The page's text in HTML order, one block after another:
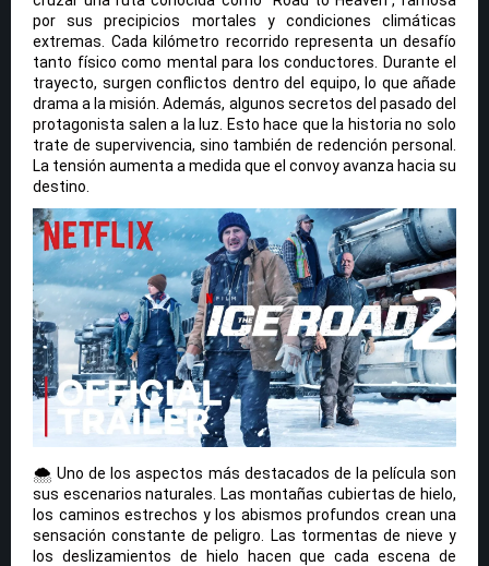
por sus precipicios mortales y condiciones climáticas
extremas. Cada kilómetro recorrido representa un desafío
tanto físico como mental para los conductores. Durante el
trayecto, surgen conflictos dentro del equipo, lo que añade
drama a la misión. Además, algunos secretos del pasado del
protagonista salen a la luz. Esto hace que la historia no solo
trate de supervivencia, sino también de redención personal.
La tensión aumenta a medida que el convoy avanza hacia su
destino.
🌨️ Uno de los aspectos más destacados de la película son
sus escenarios naturales. Las montañas cubiertas de hielo,
los caminos estrechos y los abismos profundos crean una
sensación constante de peligro. Las tormentas de nieve y
los deslizamientos de hielo hacen que cada escena de